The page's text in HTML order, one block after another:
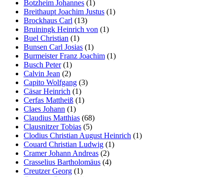
Botzheim Johannes (1)
Breithaupt Joachim Justus (1)
Brockhaus Carl (13)
Bruiningk Heinrich von (1)
Buel Christian (1)
Bunsen Carl Josias (1)
Burmeister Franz Joachim (1)
Busch Peter(1)
Calvin Jean (2)
Capito Wolfgang (3)
Cäsar Heinrich (1)
Cerfas Mattheiß (1)
Claes Johann (1)
Claudius Matthias (68)
Clausnitzer Tobias (5)
Clodius Christian August Heinrich (1)
Couard Christian Ludwig (1)
Cramer Johann Andreas (2)
Crasselius Bartholomäus (4)
Creutzer Georg (1)